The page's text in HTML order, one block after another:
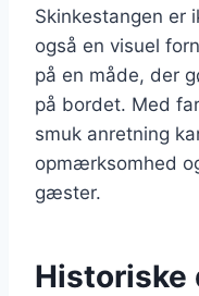
Skinkestangen er
også en visuel
på en måde, der
på bordet. Med
smuk anretning
opmærksomhed
gæster.
Historiske